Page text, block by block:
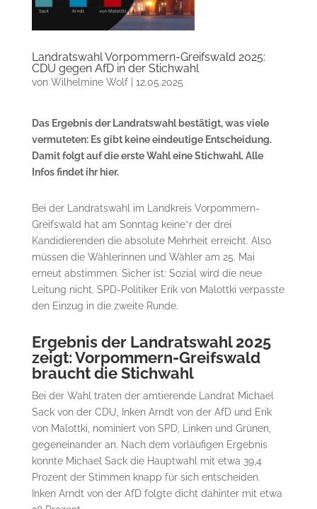
Landratswahl Vorpommern-Greifswald 2025:
CDU gegen AfD in der Stichwahl
von Wilhelmine Wolf| 12.05.2025
Das Ergebnis der Landratswahl bestätigt, was viele
vermuteten: Es gibt keine eindeutige Entscheidung.
Damit folgt auf die erste Wahl eine Stichwahl. Alle
Infos findet ihr hier.
Bei der Landratswahl im Landkreis Vorpommern-
Greifswald hat am Sonntag keine*r der drei
Kandidierenden die absolute Mehrheit erreicht. Also
müssen die Wählerinnen und Wähler am 25. Mai
erneut abstimmen. Sicher ist: Sozial wird die neue
Leitung nicht. SPD-Politiker Erik von Malottki verpasste
den Einzug in die zweite Runde.
Ergebnis der Landratswahl 2025
zeigt: Vorpommern-Greifswald
braucht die Stichwahl
Bei der Wahl traten der amtierende Landrat Michael
Sack von der CDU, Inken Arndt von der AfD und Erik
von Malottki, nominiert von SPD, Linken und Grünen,
gegeneinander an. Nach dem vorläufigen Ergebnis
konnte Michael Sack die Hauptwahl mit etwa 39,4
Prozent der Stimmen knapp für sich entscheiden.
Inken Arndt von der AfD folgte dicht dahinter mit etwa